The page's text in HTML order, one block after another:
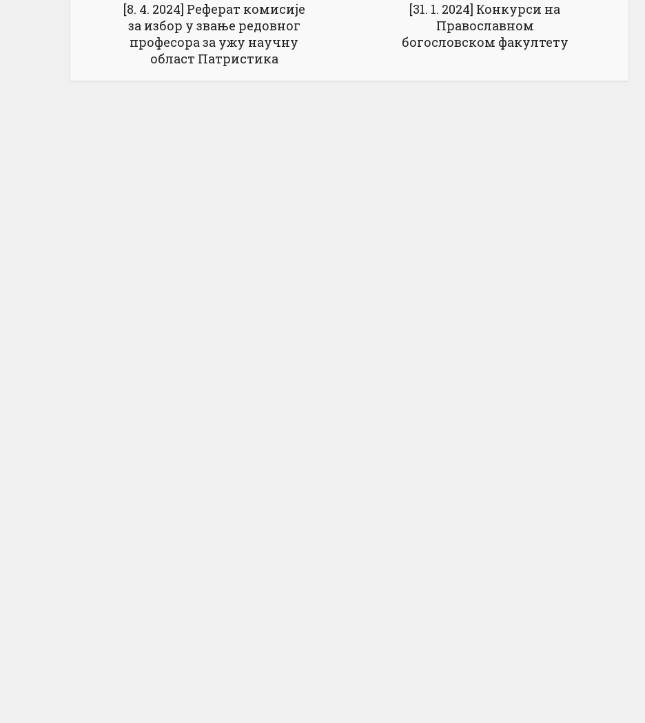
[8. 4. 2024] Реферат комисије
за избор у звање редовног
професора за ужу научну
област Патристика
[31. 1. 2024] Конкурси на
Православном
богословском факултету